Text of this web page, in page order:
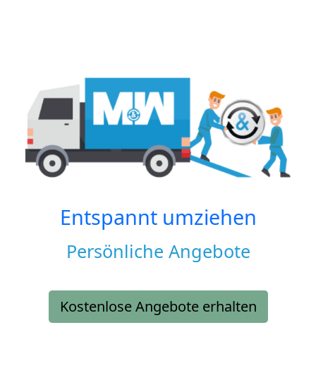
Entspannt umziehen
Persönliche Angebote
Kostenlose Angebote erhalten